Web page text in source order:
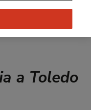
a Toledo